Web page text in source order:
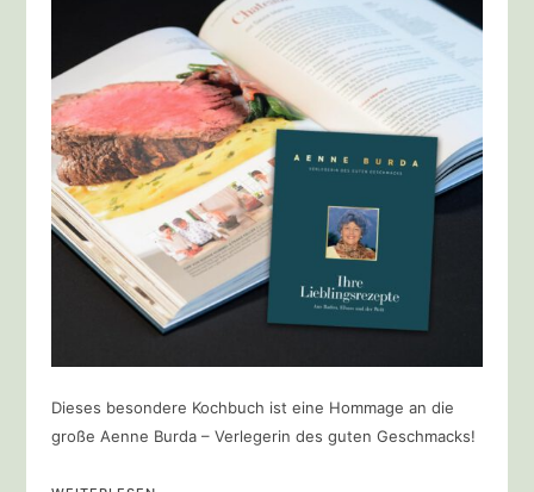
Dieses besondere Kochbuch ist eine Hommage an die
große Aenne Burda – Verlegerin des guten Geschmacks!